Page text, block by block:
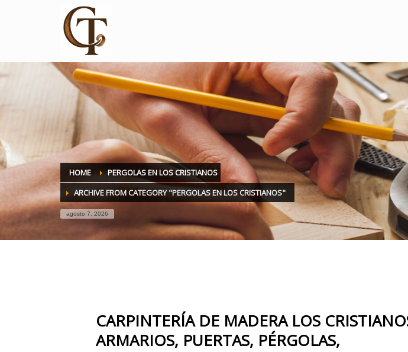
HOME
PERGOLAS EN LOS CRISTIANOS
ARCHIVE FROM CATEGORY "PERGOLAS EN LOS CRISTIANOS"
agosto 7, 2026
CARPINTERÍA DE MADERA LOS
ARMARIOS, PUERTAS, PÉRGOLAS,